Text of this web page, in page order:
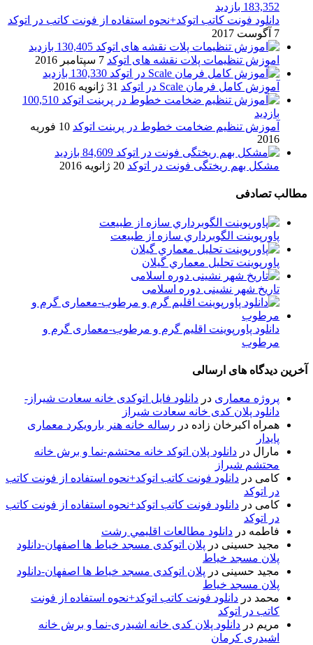
183,352 بازدید
دانلود فونت کاتب اتوکد+نحوه استفاده از فونت کاتب در اتوکد
7 آگوست 2017
130,405 بازدید
اموزش تنظیمات پلات نقشه های اتوکد 7 سپتامبر 2016
130,330 بازدید
آموزش کامل فرمان Scale در اتوکد
31 ژانویه 2016
100,510
بازدید
آموزش تنظیم ضخامت خطوط در پرینت اتوکد
10 فوریه
2016
84,609 بازدید
مشکل بهم ریختگی فونت در اتوکد 20 ژانویه 2016
مطالب تصادفی
پاورپوینت الگوبرداري سازه از طبيعت
پاورپوینت تحلیل معماري گيلان
تاریخ شهر نشینی دوره اسلامی
دانلود پاورپوینت اقلیم گرم و مرطوب-معماری گرم و
مرطوب
آخرین دیدگاه های ارسالی
پروژه معماری در دانلود فایل اتوکدی خانه سعادت شیراز-
دانلود پلان کدی خانه سعادت شیراز
همراه اکبرخان زاده در رساله خانه هنر بارویکرد معماری
پایدار
مارال در دانلود پلان اتوکد خانه محتشم-نما و برش خانه
محتشم شیراز
کامی در دانلود فونت کاتب اتوکد+نحوه استفاده از فونت کاتب
در اتوکد
کامی در دانلود فونت کاتب اتوکد+نحوه استفاده از فونت کاتب
در اتوکد
فاطمه در دانلود مطالعات اقليمي رشت
مجید حسینی در پلان اتوکدی مسجد خیاط ها اصفهان-دانلود
پلان مسجد خیاط
مجید حسینی در پلان اتوکدی مسجد خیاط ها اصفهان-دانلود
پلان مسجد خیاط
محمد در دانلود فونت کاتب اتوکد+نحوه استفاده از فونت
کاتب در اتوکد
مریم در دانلود پلان کدی خانه اشیدری-نما و برش خانه
اشیدری کرمان